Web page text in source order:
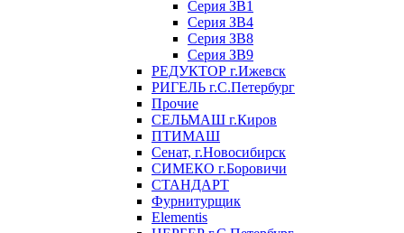
Серия ЗВ1
Серия ЗВ4
Серия ЗВ8
Серия ЗВ9
РЕДУКТОР г.Ижевск
РИГЕЛЬ г.С.Петербург
Прочие
СЕЛЬМАШ г.Киров
ПТИМАШ
Сенат, г.Новосибирск
СИМЕКО г.Боровичи
СТАНДАРТ
Фурнитурщик
Elementis